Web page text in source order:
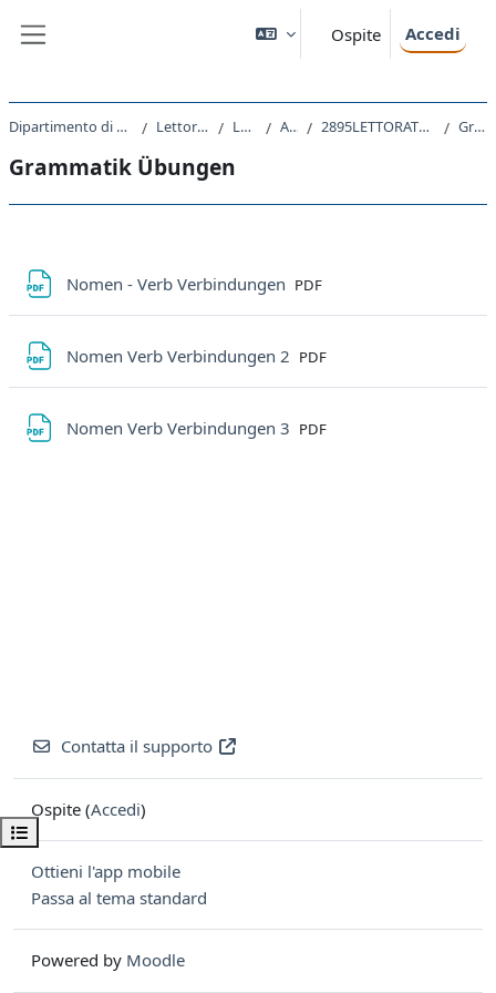
Ospite Accedi
Apri indice del corso
Dipartimento di Scienze Giuridiche, del Linguaggio, dell`Interpretazione e della Traduzione Lettorati e altre attivita' didattiche Lettorati - Lettorati A.A. 2023 - 2024 2895LETTORATO - LETTORATO DI LINGUA TEDESCA CIAPG 3 Kofler 2023 Grammatik Übungen
Grammatik Übungen
Nomen - Verb Verbindungen File
PDF
Nomen Verb Verbindungen 2 File
PDF
Nomen Verb Verbindungen 3 File
PDF
Contatta il supporto
Ospite (Accedi)
Ottieni l'app mobile
Passa al tema standard
Powered by Moodle